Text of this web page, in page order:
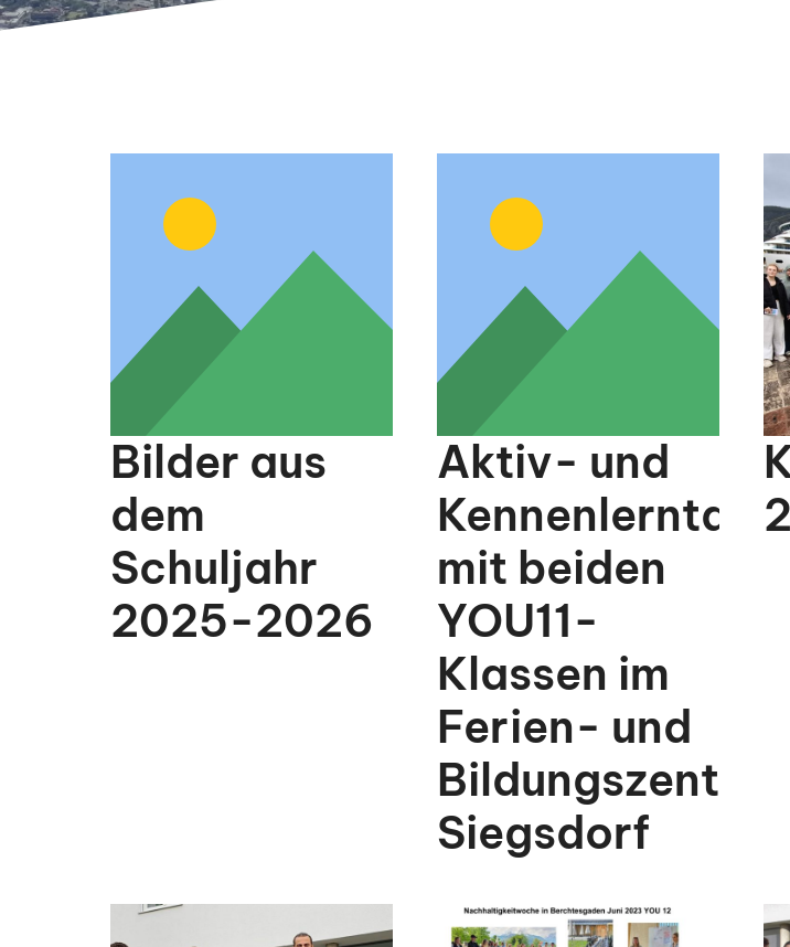
Bilder aus
dem
Schuljahr
2025-2026
Aktiv- und
Kennenlerntage
mit beiden
YOU11-
Klassen im
Ferien- und
Bildungszentrum
Siegsdorf